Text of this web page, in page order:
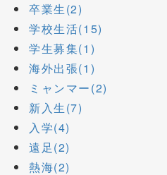
卒業生(2)
学校生活(15)
学生募集(1)
海外出張(1)
ミャンマー(2)
新入生(7)
入学(4)
遠足(2)
熱海(2)